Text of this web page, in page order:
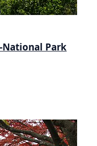
National Park